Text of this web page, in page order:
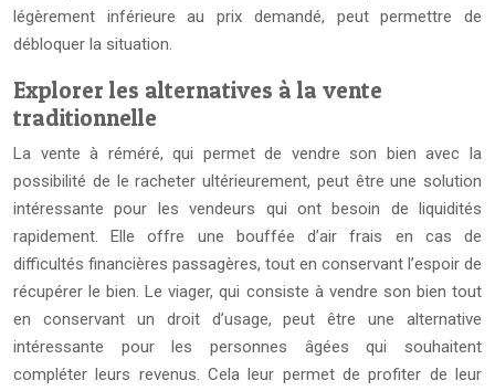
légèrement inférieure au prix demandé, peut permettre de
débloquer la situation.
Explorer les alternatives à la vente
traditionnelle
La vente à réméré, qui permet de vendre son bien avec la
possibilité de le racheter ultérieurement, peut être une solution
intéressante pour les vendeurs qui ont besoin de liquidités
rapidement. Elle offre une bouffée d’air frais en cas de
difficultés financières passagères, tout en conservant l’espoir de
récupérer le bien. Le viager, qui consiste à vendre son bien tout
en conservant un droit d’usage, peut être une alternative
intéressante pour les personnes âgées qui souhaitent
compléter leurs revenus. Cela leur permet de profiter de leur